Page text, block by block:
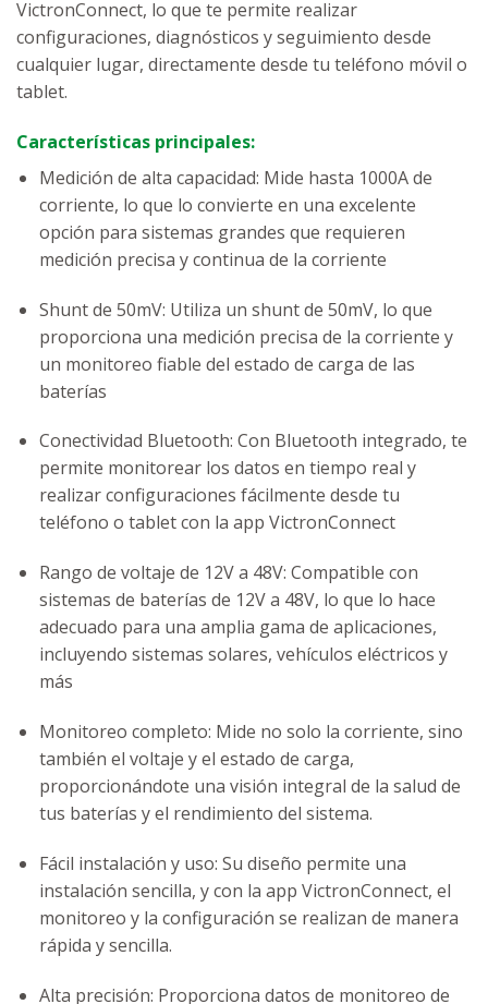
VictronConnect, lo que te permite realizar
configuraciones, diagnósticos y seguimiento desde
cualquier lugar, directamente desde tu teléfono móvil o
tablet.
Características principales:
Medición de alta capacidad: Mide hasta 1000A de
corriente, lo que lo convierte en una excelente
opción para sistemas grandes que requieren
medición precisa y continua de la corriente
Shunt de 50mV: Utiliza un shunt de 50mV, lo que
proporciona una medición precisa de la corriente y
un monitoreo fiable del estado de carga de las
baterías
Conectividad Bluetooth: Con Bluetooth integrado, te
permite monitorear los datos en tiempo real y
realizar configuraciones fácilmente desde tu
teléfono o tablet con la app VictronConnect
Rango de voltaje de 12V a 48V: Compatible con
sistemas de baterías de 12V a 48V, lo que lo hace
adecuado para una amplia gama de aplicaciones,
incluyendo sistemas solares, vehículos eléctricos y
más
Monitoreo completo: Mide no solo la corriente, sino
también el voltaje y el estado de carga,
proporcionándote una visión integral de la salud de
tus baterías y el rendimiento del sistema.
Fácil instalación y uso: Su diseño permite una
instalación sencilla, y con la app VictronConnect, el
monitoreo y la configuración se realizan de manera
rápida y sencilla.
Alta precisión: Proporciona datos de monitoreo de